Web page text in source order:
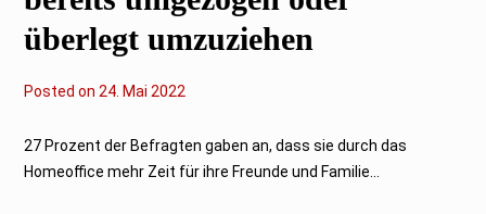
überlegt umzuziehen
Posted on2
M
i
24. Mai 2022
27 Prozent der Befragten gaben an, dass sie durch das
Homeoffice mehr Zeit für ihre Freunde und Familie...